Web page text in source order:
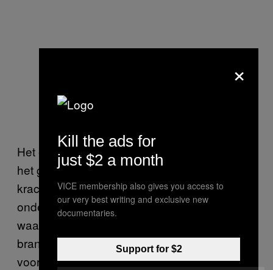
Het element van de Boogschutter is vuur, en
het geknisper van een kampvuur is een
krachtige metafoor voor mensen geboren
onder dit sterrenbeeld. Een passie voor de
waarheid en kennis is het innerlijke vuur dat
brandt in de Boogschutter. Maar ze moeten
voorzichtig zijn met hun vlammen:
×
Kill the ads for
just $2 a month
VICE membership also gives you access to
our very best writing and exclusive new
documentaries.
Support for $2